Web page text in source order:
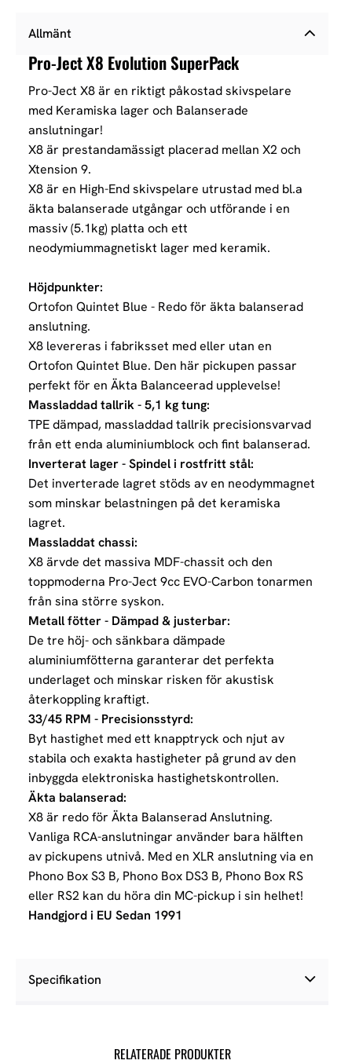
Allmänt
Pro-Ject X8 Evolution SuperPack
Pro-Ject X8 är en riktigt påkostad skivspelare
med Keramiska lager och Balanserade
anslutningar!
X8 är prestandamässigt placerad mellan X2 och
Xtension 9.
X8 är en High-End skivspelare utrustad med bl.a
äkta balanserade utgångar och utförande i en
massiv (5.1kg) platta och ett
neodymiummagnetiskt lager med keramik.
Höjdpunkter:
Ortofon Quintet Blue - Redo för äkta balanserad
anslutning.
X8 levereras i fabriksset med eller utan en
Ortofon Quintet Blue. Den här pickupen passar
perfekt för en Äkta Balanceerad upplevelse!
Massladdad tallrik - 5,1 kg tung:
TPE dämpad, massladdad tallrik precisionsvarvad
från ett enda aluminiumblock och fint balanserad.
Inverterat lager - Spindel i rostfritt stål:
Det inverterade lagret stöds av en neodymmagnet
som minskar belastningen på det keramiska
lagret.
Massladdat chassi:
X8 ärvde det massiva MDF-chassit och den
toppmoderna Pro-Ject 9cc EVO-Carbon tonarmen
från sina större syskon.
Metall fötter - Dämpad & justerbar:
De tre höj- och sänkbara dämpade
aluminiumfötterna garanterar det perfekta
underlaget och minskar risken för akustisk
återkoppling kraftigt.
33/45 RPM - Precisionsstyrd:
Byt hastighet med ett knapptryck och njut av
stabila och exakta hastigheter på grund av den
inbyggda elektroniska hastighetskontrollen.
Äkta balanserad:
X8 är redo för Äkta Balanserad Anslutning.
Vanliga RCA-anslutningar använder bara hälften
av pickupens utnivå. Med en XLR anslutning via en
Phono Box S3 B, Phono Box DS3 B, Phono Box RS
eller RS2 kan du höra din MC-pickup i sin helhet!
Handgjord i EU Sedan 1991
Specifikation
RELATERADE PRODUKTER